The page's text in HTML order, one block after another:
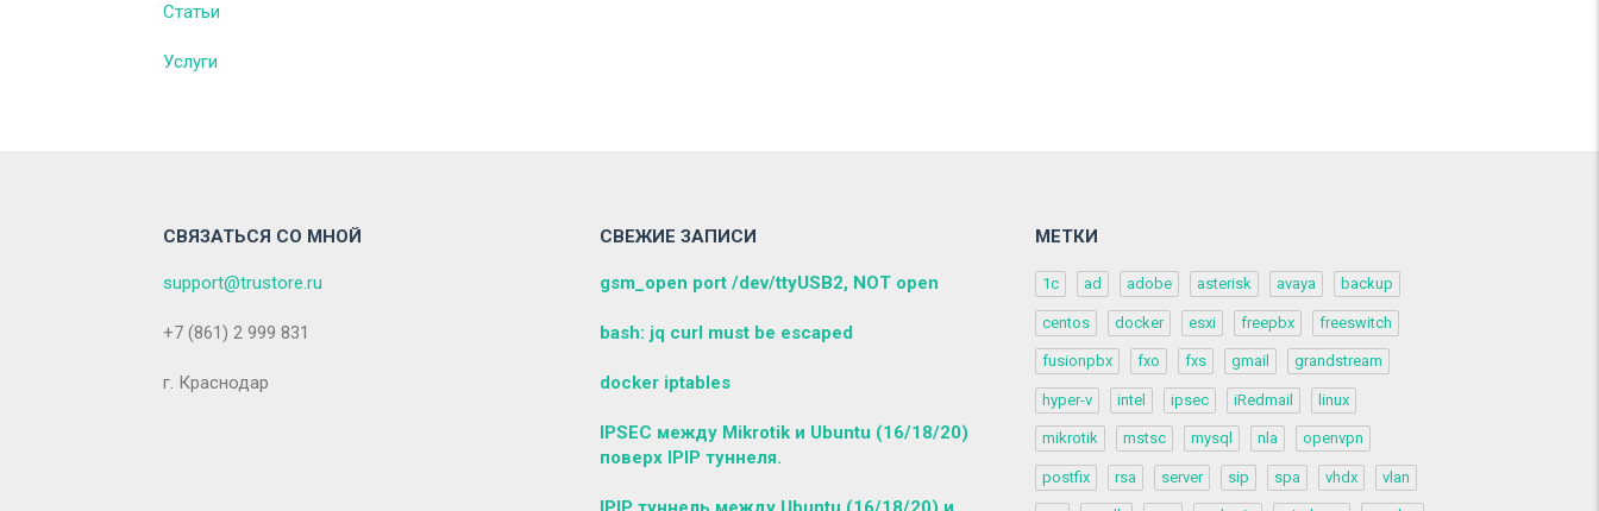
Статьи
Услуги
СВЯЗАТЬСЯ СО МНОЙ
support@trustore.ru
+7 (861) 2 999 831
г. Краснодар
СВЕЖИЕ ЗАПИСИ
gsm_open port /dev/ttyUSB2, NOT open
bash: jq curl must be escaped
docker iptables
IPSEC между Mikrotik и Ubuntu (16/18/20)
поверх IPIP туннеля.
МЕТКИ
1c ad adobe asterisk avaya backup
centos docker esxi freepbx freeswitch
fusionpbx fxo fxs gmail grandstream
hyper-v intel ipsec iRedmail linux
mikrotik mstsc mysql nla openvpn
postfix rsa server sip spa vhdx vlan